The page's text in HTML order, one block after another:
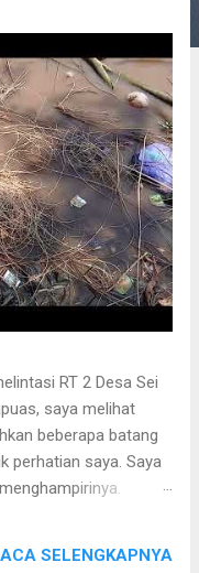
RT 2 Desa Sei
saya melihat
beberapa batang
perhatian saya. Saya
menjadi bahan
setempat, rotan
SELENGKAPNYA